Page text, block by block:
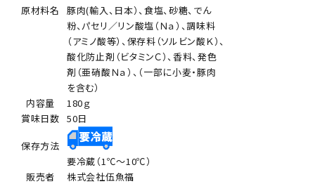
原材料名
豚肉(輸入、日本）、食塩、砂糖、でん
粉、パセリ／リン酸塩（Ｎａ）、調味料
（アミノ酸等）、保存料（ソルビン酸Ｋ）、
酸化防止剤（ビタミンＣ）、香料、発色
剤（亜硝酸Ｎａ）、（一部に小麦・豚肉
を含む）
内容量
180ｇ
賞味日数 50日
保存方法
要冷蔵（1℃～10℃）
販売者
株式会社伍魚福